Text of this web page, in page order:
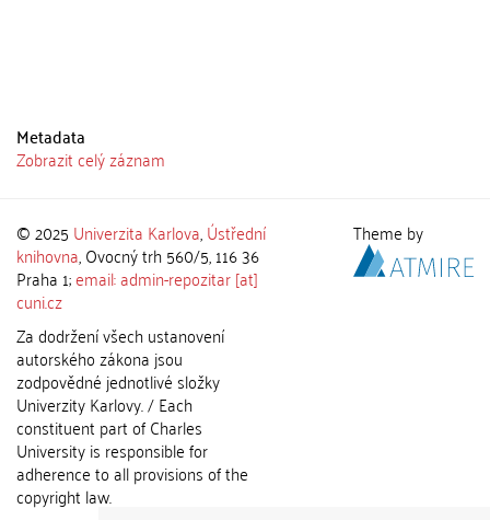
Metadata
Zobrazit celý záznam
© 2025 Univerzita Karlova,Ústřední
knihovna, Ovocný trh 560/5, 116 36
Praha 1;email: admin-repozitar [at]
cuni.cz
Za dodržení všech ustanovení
autorského zákona jsou
zodpovědné jednotlivé složky
Univerzity Karlovy. / Each
constituent part of Charles
University is responsible for
adherence to all provisions of the
copyright law.
Theme by